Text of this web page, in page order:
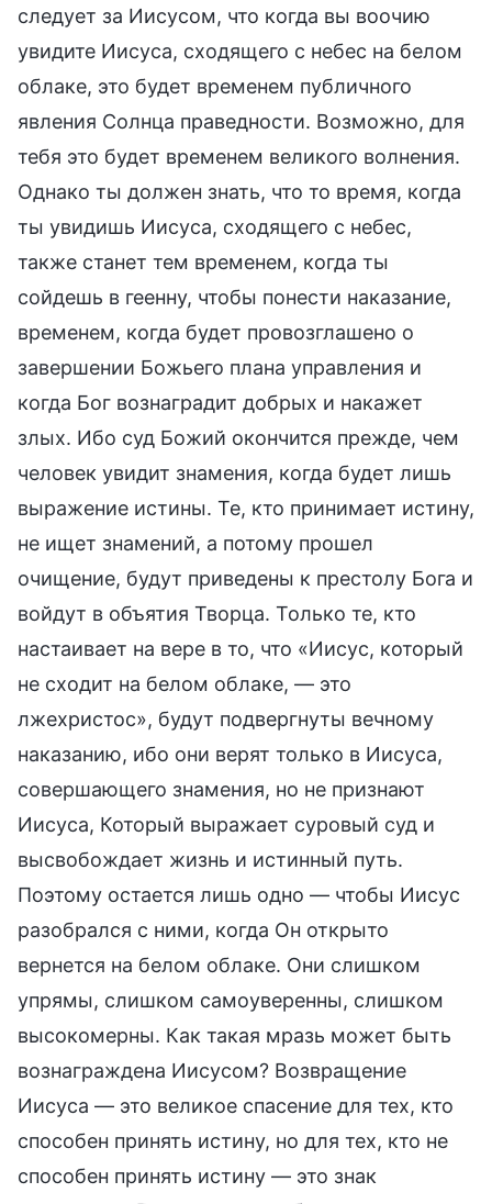
следует за Иисусом, что когда вы воочию
увидите Иисуса, сходящего с небес на белом
облаке, это будет временем публичного
явления Солнца праведности. Возможно, для
тебя это будет временем великого волнения.
Однако ты должен знать, что то время, когда
ты увидишь Иисуса, сходящего с небес,
также станет тем временем, когда ты
сойдешь в геенну, чтобы понести наказание,
временем, когда будет провозглашено о
завершении Божьего плана управления и
когда Бог вознаградит добрых и накажет
злых. Ибо суд Божий окончится прежде, чем
человек увидит знамения, когда будет лишь
выражение истины. Те, кто принимает истину,
не ищет знамений, а потому прошел
очищение, будут приведены к престолу Бога и
войдут в объятия Творца. Только те, кто
настаивает на вере в то, что «Иисус, который
не сходит на белом облаке, — это
лжехристос», будут подвергнуты вечному
наказанию, ибо они верят только в Иисуса,
совершающего знамения, но не признают
Иисуса, Который выражает суровый суд и
высвобождает жизнь и истинный путь.
Поэтому остается лишь одно — чтобы Иисус
разобрался с ними, когда Он открыто
вернется на белом облаке. Они слишком
упрямы, слишком самоуверенны, слишком
высокомерны. Как такая мразь может быть
вознаграждена Иисусом? Возвращение
Иисуса — это великое спасение для тех, кто
способен принять истину, но для тех, кто не
способен принять истину — это знак